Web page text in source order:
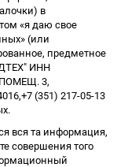
в
«я даю свое
(или
предметное
ИНН
ПОМЕЩ. 3,
(351) 217-05-13
вся та информация,
совершения того